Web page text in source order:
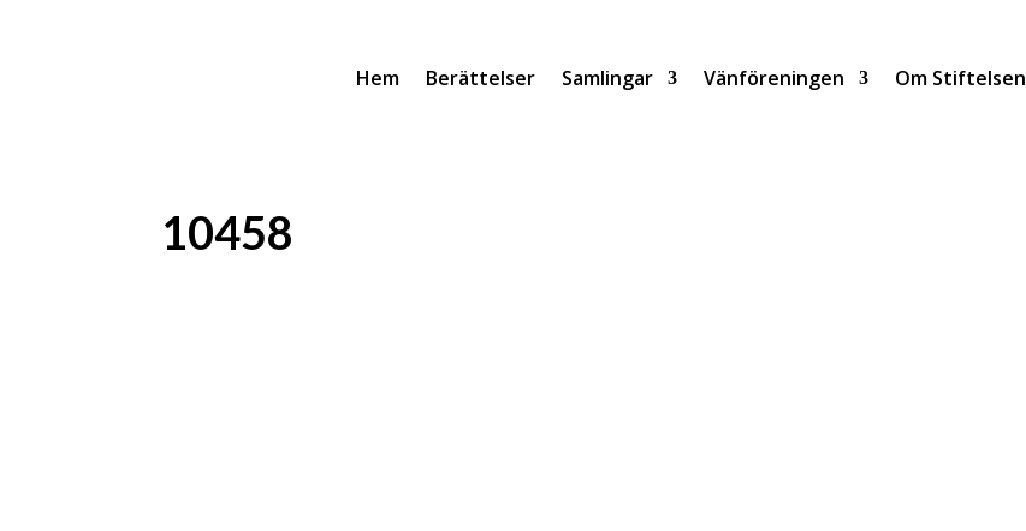
Hem Berättelser Samlingar Vänföreningen Om Stiftelsen
10458